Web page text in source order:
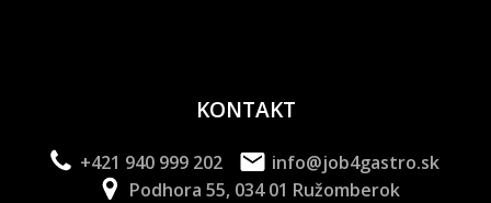
KONTAKT
+421 940 999 202
info@job4gastro.sk
Podhora 55, 034 01 Ružomberok